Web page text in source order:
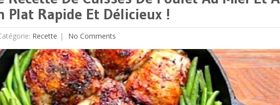
Plat Rapide Et Délicieux !
Recette No Comments